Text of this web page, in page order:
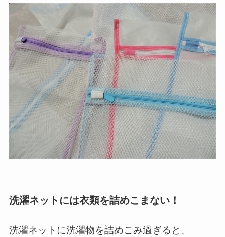
洗濯ネットには衣類を詰めこまない！
洗濯ネットに洗濯物を詰めこみ過ぎると、